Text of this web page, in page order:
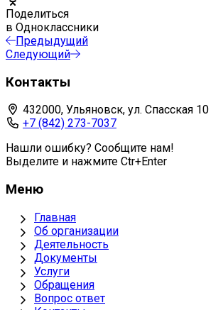
Поделиться
в Одноклассники
Предыдущий
Следующий
Контакты
432000, Ульяновск, ул. Спасская 10
+7 (842) 273-7037
Нашли ошибку? Сообщите нам!
Выделите и нажмите Ctr+Enter
Меню
Главная
Об организации
Деятельность
Документы
Услуги
Обращения
Вопрос ответ